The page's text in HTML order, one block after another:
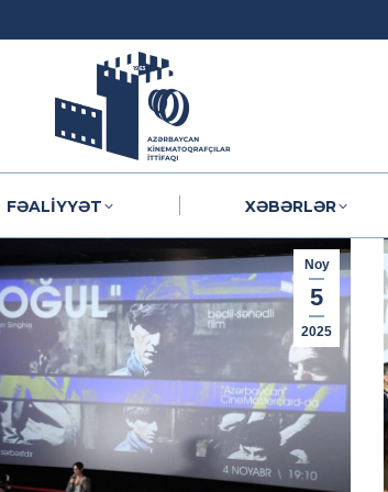
FƏALIYYƏT XƏBƏRLƏR
Noy
5
2025